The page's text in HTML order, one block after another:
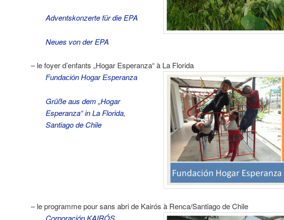
Adventskonzerte für die EPA
Neues von der EPA
– le foyer d’enfants „Hogar Esperanza“ à La Florida
Fundación Hogar Esperanza
Grüße aus dem „Hogar
Esperanza“ in La Florida,
Santiago de Chile
– le programme pour sans abri de Kairós à Renca/Santiagode Chile